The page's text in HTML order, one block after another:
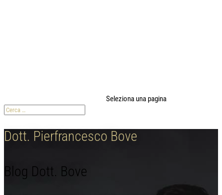
Seleziona una pagina
Dott. Pierfrancesco Bove
Blog Dott. Bove